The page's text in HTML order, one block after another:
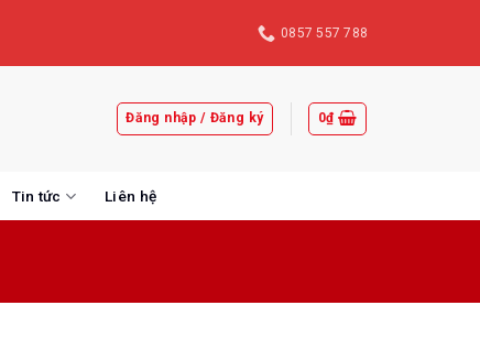
0857 557 788
Đăng nhập / Đăng ký 0₫
Tin tức Liên hệ